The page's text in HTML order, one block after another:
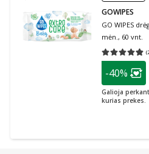
GOWIPES
GO WIPES
mėn., 60 vnt.
(
Vidutinis
patarimas
-40%
Galioja
kurias prekes.